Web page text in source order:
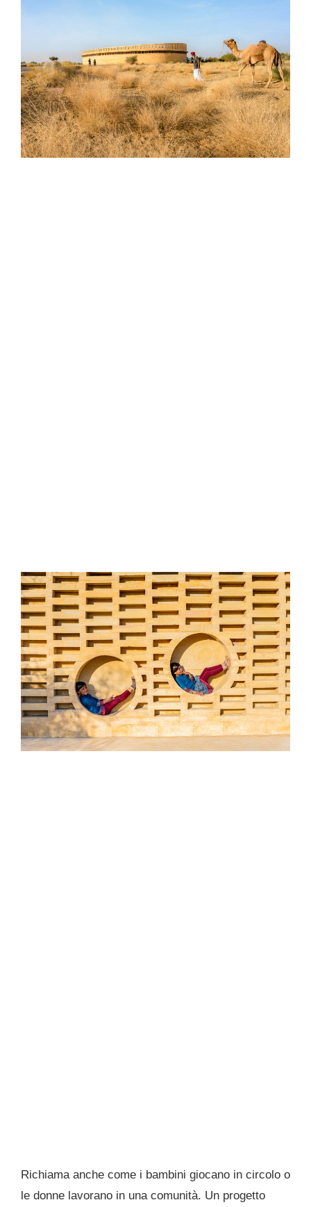
Richiama anche come i bambini giocano in circolo o
le donne lavorano in una comunità. Un progetto